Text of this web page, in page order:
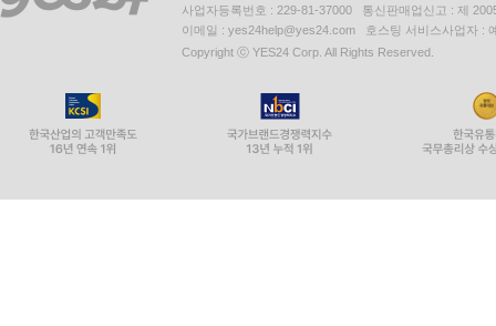
사업자등록번호 : 229-81-37000 통신판매업신고 : 제
이메일 : yes24help@yes24.com 호스팅 서비스사업자 :
Copyright ⓒ YES24 Corp. All Rights Reserved.